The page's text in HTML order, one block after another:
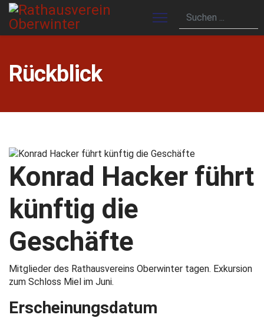
Rückblick
Konrad Hacker führt
künftig die
Geschäfte
Mitglieder des Rathausvereins Oberwinter tagen. Exkursion
zum Schloss Miel im Juni.
Erscheinungsdatum